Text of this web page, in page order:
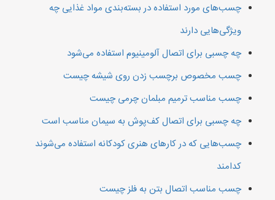
چسب‌های مورد استفاده در بسته‌بندی مواد غذایی چه
ویژگی‌هایی دارند
چه چسبی برای اتصال آلومینیوم استفاده می‌شود
چسب مخصوص برچسب زدن روی شیشه چیست
چسب مناسب ترمیم مبلمان چرمی چیست
چه چسبی برای اتصال کف‌پوش به سیمان مناسب است
چسب‌هایی که در کارهای هنری کودکانه استفاده می‌شوند
کدامند
چسب مناسب اتصال بتن به فلز چیست